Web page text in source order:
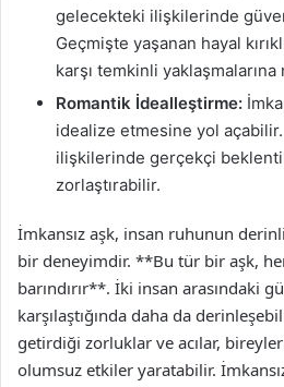
gelecekteki ilişkilerinde
Geçmişte yaşanan hayal
karşı temkinli
Romantik İdealleştirme:
idealize etmesine yol
ilişkilerinde gerçekçi
zorlaştırabilir.
İmkansız aşk, insan ruhunun
bir deneyimdir. **Bu tür bir aşk,
barındırır**. İki insan arasındaki
karşılaştığında daha da
getirdiği zorluklar ve acılar,
olumsuz etkiler yaratabilir.